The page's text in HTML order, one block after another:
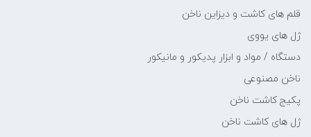
قلم های کاشت و دیزاین ناخن
ژل های یووی
دستگاه / مواد و ابزار پدیکور و مانیکور
ناخن مصنوعی
پکیج کاشت ناخن
ژل های کاشت ناخن